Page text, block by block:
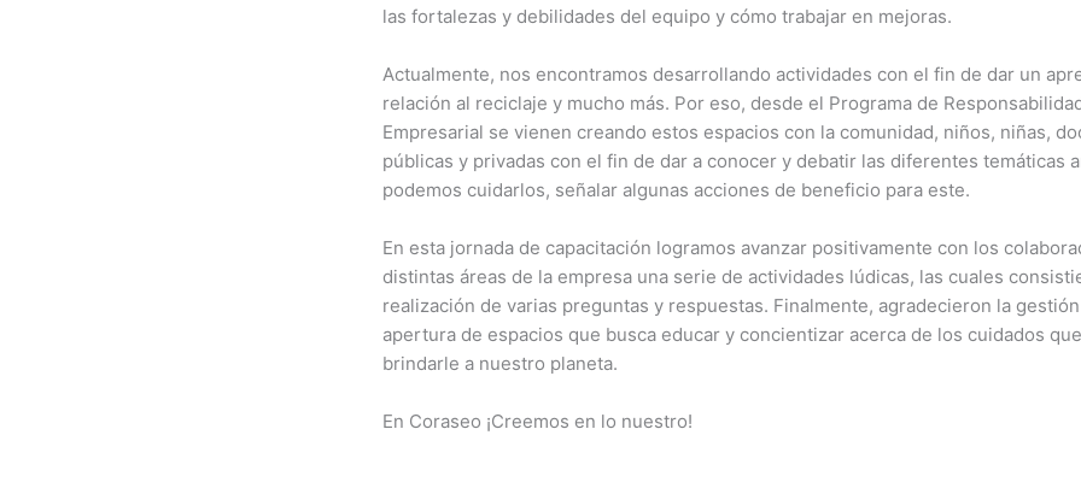
las fortalezas y debilidades del equipo y cómo trabajar en mejoras.
Actualmente, nos encontramos desarrollando actividades con el fin de dar un
relación al reciclaje y mucho más. Por eso, desde el Programa de
Empresarial se vienen creando estos espacios con la comunidad, niños, niñas,
públicas y privadas con el fin de dar a conocer y debatir las diferentes temáticas
podemos cuidarlos, señalar algunas acciones de beneficio para este.
En esta jornada de capacitación logramos avanzar positivamente con los
distintas áreas de la empresa una serie de actividades lúdicas, las cuales
realización de varias preguntas y respuestas. Finalmente, agradecieron la
apertura de espacios que busca educar y concientizar acerca de los cuidados
brindarle a nuestro planeta.
En Coraseo ¡Creemos en lo nuestro!